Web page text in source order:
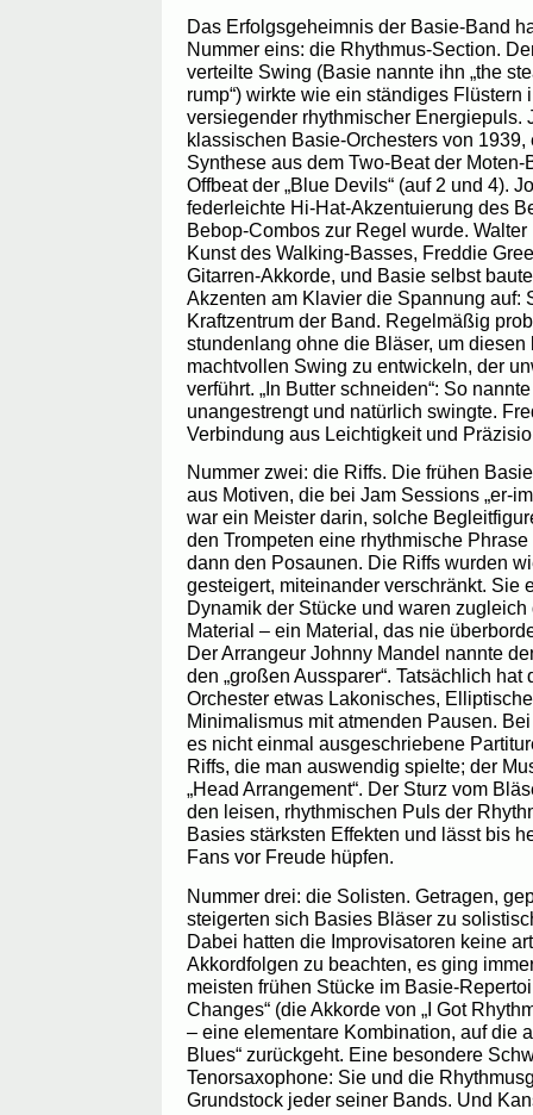
Das Erfolgsgeheimnis der Basie-Band
Nummer eins: die Rhythmus-Section.
verteilte Swing (Basie nannte ihn „the
rump“) wirkte wie ein ständiges Flüstern
versiegender rhythmischer Energiepuls.
klassischen Basie-Orchesters von
Synthese aus dem Two-Beat der
Offbeat der „Blue Devils“ (auf 2 und 4).
federleichte Hi-Hat-Akzentuierung des
Bebop-Combos zur Regel wurde.
Kunst des Walking-Basses, Freddie
Gitarren-Akkorde, und Basie selbst
Akzenten am Klavier die Spannung auf:
Kraftzentrum der Band. Regelmäßig
stundenlang ohne die Bläser, um
machtvollen Swing zu entwickeln, der
verführt. „In Butter schneiden“: So
unangestrengt und natürlich swingte.
Verbindung aus Leichtigkeit und
Nummer zwei: die Riffs. Die frühen
aus Motiven, die bei Jam Sessions „er-
war ein Meister darin, solche
den Trompeten eine rhythmische
dann den Posaunen. Die Riffs wurden
gesteigert, miteinander verschränkt. Sie
Dynamik der Stücke und waren
Material – ein Material, das nie
Der Arrangeur Johnny Mandel nannte
den „großen Aussparer“. Tatsächlich
Orchester etwas Lakonisches,
Minimalismus mit atmenden Pausen.
es nicht einmal ausgeschriebene
Riffs, die man auswendig spielte; der
„Head Arrangement“. Der Sturz vom
den leisen, rhythmischen Puls der
Basies stärksten Effekten und lässt bis
Fans vor Freude hüpfen.
Nummer drei: die Solisten. Getragen,
steigerten sich Basies Bläser zu
Dabei hatten die Improvisatoren keine
Akkordfolgen zu beachten, es ging
meisten frühen Stücke im Basie-
Changes“ (die Akkorde von „I Got
– eine elementare Kombination, auf die
Blues“ zurückgeht. Eine besondere
Tenorsaxophone: Sie und die
Grundstock jeder seiner Bands. Und